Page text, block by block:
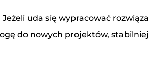
uda się wypracować
do nowych projektów,